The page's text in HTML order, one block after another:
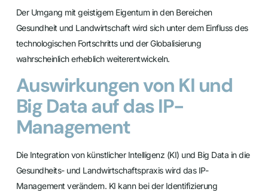
Der Umgang mit geistigem Eigentum in den Bereichen
Gesundheit und Landwirtschaft wird sich unter dem Einfluss des
technologischen Fortschritts und der Globalisierung
wahrscheinlich erheblich weiterentwickeln.
Auswirkungen von KI und
Big Data auf das IP-
Management
Die Integration von künstlicher Intelligenz (KI) und Big Data in die
Gesundheits- und Landwirtschaftspraxis wird das IP-
Management verändern. KI kann bei der Identifizierung